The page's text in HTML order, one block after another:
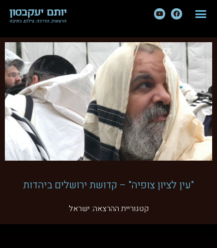
"עין לציון צופיה" – קדושת ירושלים ביהדות
קטגוריית ההרצאה: ישראל